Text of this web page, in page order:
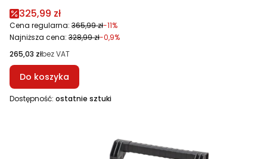
Cena promocyjna
325,99 zł
Cena regularna: 365,99 zł-11%
Najniższa cena: 328,99 zł-0,9%
Cena
265,03 złbez VAT
Do koszyka
Dostępność: ostatnie sztuki